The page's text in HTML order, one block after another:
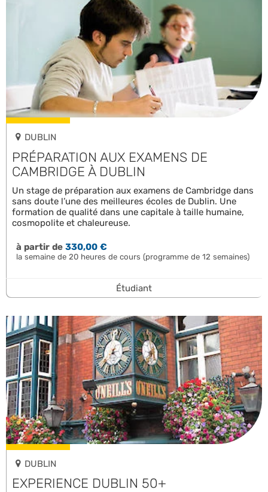
DUBLIN
PRÉPARATION AUX EXAMENS DE
CAMBRIDGE À DUBLIN
Un stage de préparation aux examens de Cambridge dans
sans doute l’une des meilleures écoles de Dublin. Une
formation de qualité dans une capitale à taille humaine,
cosmopolite et chaleureuse.
à partir de330,00 €
la semaine de 20 heures de cours (programme de 12 semaines)
Étudiant
DUBLIN
EXPERIENCE DUBLIN 50+